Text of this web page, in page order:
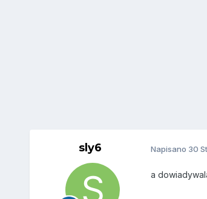
sly6 Napisano 30
a